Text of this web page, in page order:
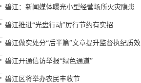
碧江：新闻媒体曝光小型经营场所火灾隐患
碧江推进“光盘行动”厉行节约有实招
碧江做实处分“后半篇”文章提升监督执纪质效
碧江开通信访举报“绿色通道”
碧江区将举办农民丰收节